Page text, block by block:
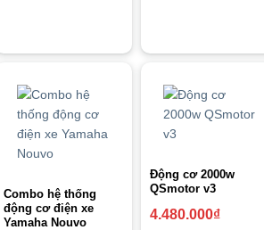
Combo hệ thống
động cơ điện xe
Yamaha Nouvo
Động cơ 2000w
QSmotor v3
4.480.000₫